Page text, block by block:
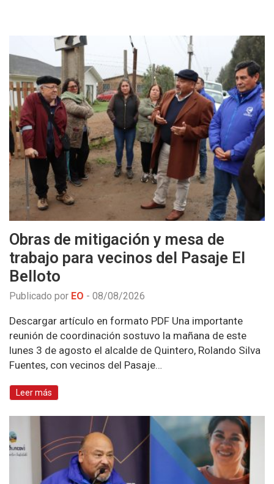
Obras de mitigación y mesa de
trabajo para vecinos del Pasaje El
Belloto
Publicado por EO - 08/08/2026
Descargar artículo en formato PDF Una importante
reunión de coordinación sostuvo la mañana de este
lunes 3 de agosto el alcalde de Quintero, Rolando Silva
Fuentes, con vecinos del Pasaje…
Leer más